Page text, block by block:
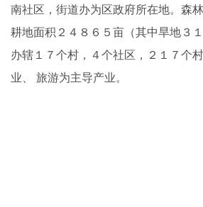
南社区，街道办为区政府所在地。森
耕地面积２４８６５亩（其中旱地３
办辖１７个村，４个社区，２１７个
业、 旅游为主导产业。